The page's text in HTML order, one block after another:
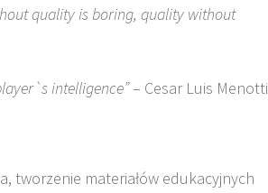
quality is boring, quality without
intelligence”– Cesar Luis Menotti
tworzenie materiałów edukacyjnych